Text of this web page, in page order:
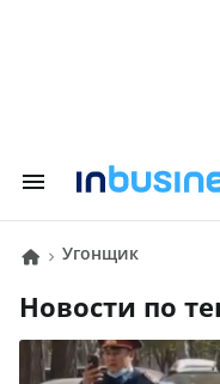
Угонщик
Новости по